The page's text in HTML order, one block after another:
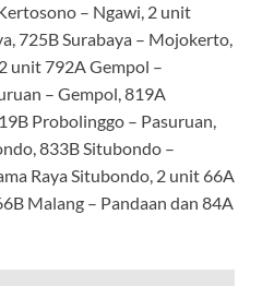
– Ngawi, 2 unit
725B Surabaya – Mojokerto,
unit 792A Gempol –
– Gempol, 819A
Probolinggo – Pasuruan,
833B Situbondo –
Raya Situbondo, 2 unit 66A
Malang – Pandaan dan 84A